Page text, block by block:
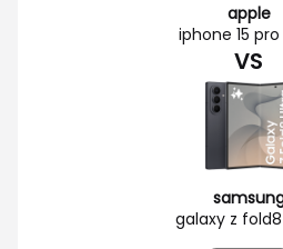
apple
iphone 15
VS
galaxy z